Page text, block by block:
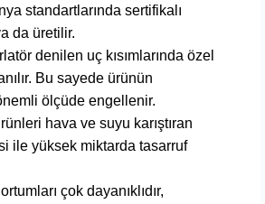
standartlarında sertifikalı
da üretilir.
denilen uç kısımlarında özel
Bu sayede ürünün
ölçüde engellenir.
hava ve suyu karıştıran
ile yüksek miktarda tasarruf
çok dayanıklıdır,